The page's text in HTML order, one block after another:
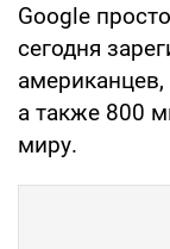
Google
сегодня
а также 800
миру.